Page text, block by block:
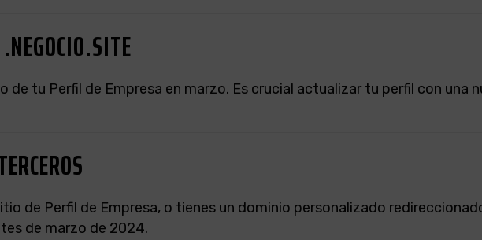
de tu Perfil de Empresa en marzo. Es crucial actualizar tu perfil con una
de Perfil de Empresa, o tienes un dominio personalizado
de marzo de 2024.